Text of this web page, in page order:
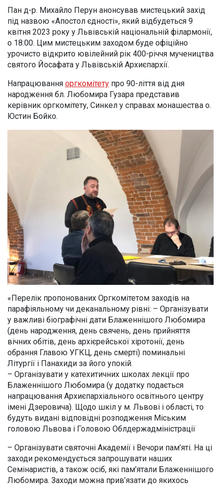
Пан д-р. Михайло Перун анонсував мистецький захід
під назвою «Апостол єдності», який відбудеться 9
квітня 2023 року у Львівській національній філармонії,
о 18:00. Цим мистецьким заходом буде офіційно
урочисто відкрито ювілейний рік 400-річчя мучеництва
святого Йосафата у Львівській Архиєпархії.
Напрацювання оргкомітету про 90-ліття від дня
народження бл. Любомира Гузара представив
керівник оргкомітету, Синкел у справах монашества о.
Юстин Бойко.
«Перелік пропонованих Оргкомітетом заходів на
парафіяльному чи деканальному рівні: – Організувати
у важливі біографічні дати Блаженнішого Любомира
(день народження, день свячень, день прийняття
вічних обітів, день архієрейської хіротонії, день
обрання Главою УГКЦ, день смерті) поминальні
Літургії і Панахиди за його упокій.
– Організувати у катехитичних школах лекції про
Блаженнішого Любомира (у додатку подається
напрацювання Архиєпархіального освітнього центру
імені Дзеровича). Щодо шкіл у м. Львові і області, то
будуть видані відповідні розподження Міським
головою Львова і Головою Облдержадміністрації
– Організувати святочні Академії і Вечори пам’яті. На ці
заходи рекомендується запрошувати наших
Семінаристів, а також осіб, які пам’ятали Блаженнішого
Любомира. Заходи можна прив’язати до якихось